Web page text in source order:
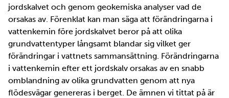
jordskalvet och genom geokemiska analyser vad de
orsakas av. Förenklat kan man säga att förändringarna i
vattenkemin före jordskalvet beror på att olika
grundvattentyper långsamt blandar sig vilket ger
förändringar i vattnets sammansättning. Förändringarna
i vattenkemin efter ett jordskalv orsakas av en snabb
omblandning av olika grundvatten genom att nya
flödesvägar genereras i berget. De ämnen vi tittat på är